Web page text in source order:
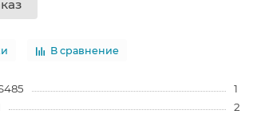
В сравнение
1
2